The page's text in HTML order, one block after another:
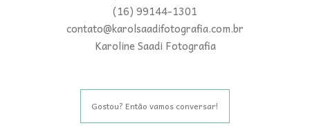
(16) 99144-1301
contato@karolsaadifotografia.com.br
Karoline Saadi Fotografia
Gostou? Então vamos conversar!